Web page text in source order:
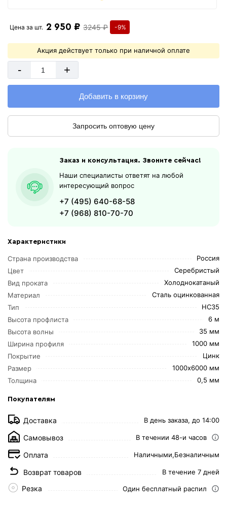
Характеристики
Страна производства
Россия
Цвет
Серебристый
Вид проката
Холоднокатаный
Материал
Сталь оцинкованная
Тип
НС35
Высота профлиста
6 м
Высота волны
35 мм
Ширина профиля
1000 мм
Покрытие
Цинк
Размер
1000х6000 мм
Толщина
0,5 мм
Покупателям
Доставка В день заказа, до 14:00
Самовывоз В течении 48-и часов
Оплата Наличными,Безналичным
Возврат товаров В течение 7 дней
Резка Один бесплатный распил
Цена за шт. 2 950 ₽ 3245 ₽ -9%
Акция действует только при наличной оплате
- +
Добавить в корзину
Запросить оптовую цену
Заказ и консультация. Звоните сейчас!
Наши специалисты ответят на любой
интересующий вопрос
+7 (495) 640-68-58
+7 (968) 810-70-70